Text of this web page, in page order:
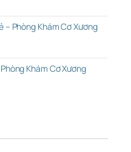
Phòng Khám Cơ Xương
Khám Cơ Xương